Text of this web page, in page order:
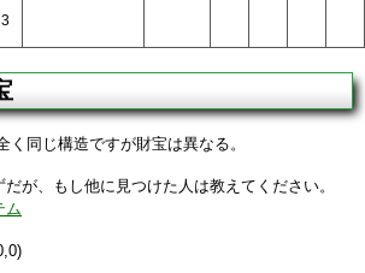
3
く同じ構造ですが財宝は異なる。
が、もし他に見つけた人は教えてください。
ム